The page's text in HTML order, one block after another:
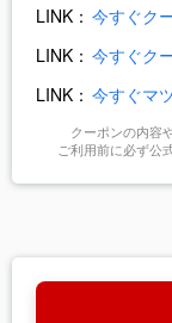
LINK： 今すぐク
LINK： 今すぐク
LINK： 今すぐマ
クーポンの内容
ご利用前に必ず公